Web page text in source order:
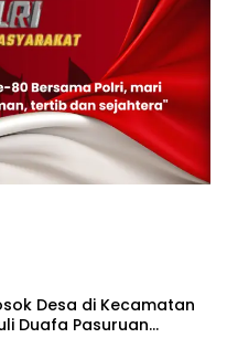
Desa di Kecamatan
Duafa Pasuruan